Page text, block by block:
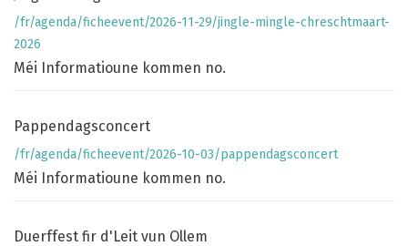
/fr/agenda/ficheevent/2026-11-29/jingle-mingle-chreschtmaart-
2026
Méi Informatioune kommen no.
Pappendagsconcert
/fr/agenda/ficheevent/2026-10-03/pappendagsconcert
Méi Informatioune kommen no.
Duerffest fir d'Leit vun Ollem